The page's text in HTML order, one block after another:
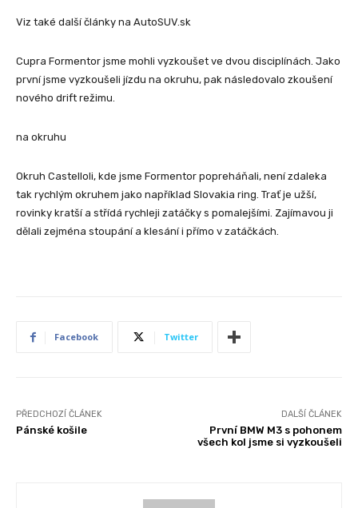
Viz také další články na AutoSUV.sk
Cupra Formentor jsme mohli vyzkoušet ve dvou disciplínách. Jako
první jsme vyzkoušeli jízdu na okruhu, pak následovalo zkoušení
nového drift režimu.
na okruhu
Okruh Castelloli, kde jsme Formentor popreháňali, není zdaleka
tak rychlým okruhem jako například Slovakia ring. Trať je užší,
rovinky kratší a střídá rychleji zatáčky s pomalejšími. Zajímavou ji
dělali zejména stoupání a klesání i přímo v zatáčkách.
Facebook Twitter
PŘEDCHOZÍ ČLÁNEK
Pánské košile
DALŠÍ ČLÁNEK
První BMW M3 s pohonem
všech kol jsme si vyzkoušeli